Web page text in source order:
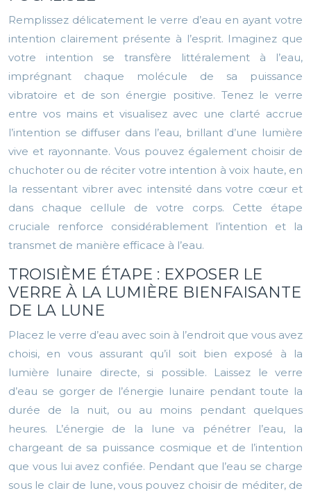
Remplissez délicatement le verre d’eau en ayant votre
intention clairement présente à l’esprit. Imaginez que
votre intention se transfère littéralement à l’eau,
imprégnant chaque molécule de sa puissance
vibratoire et de son énergie positive. Tenez le verre
entre vos mains et visualisez avec une clarté accrue
l’intention se diffuser dans l’eau, brillant d’une lumière
vive et rayonnante. Vous pouvez également choisir de
chuchoter ou de réciter votre intention à voix haute, en
la ressentant vibrer avec intensité dans votre cœur et
dans chaque cellule de votre corps. Cette étape
cruciale renforce considérablement l’intention et la
transmet de manière efficace à l’eau.
TROISIÈME ÉTAPE : EXPOSER LE
VERRE À LA LUMIÈRE BIENFAISANTE
DE LA LUNE
Placez le verre d’eau avec soin à l’endroit que vous avez
choisi, en vous assurant qu’il soit bien exposé à la
lumière lunaire directe, si possible. Laissez le verre
d’eau se gorger de l’énergie lunaire pendant toute la
durée de la nuit, ou au moins pendant quelques
heures. L’énergie de la lune va pénétrer l’eau, la
chargeant de sa puissance cosmique et de l’intention
que vous lui avez confiée. Pendant que l’eau se charge
sous le clair de lune, vous pouvez choisir de méditer, de